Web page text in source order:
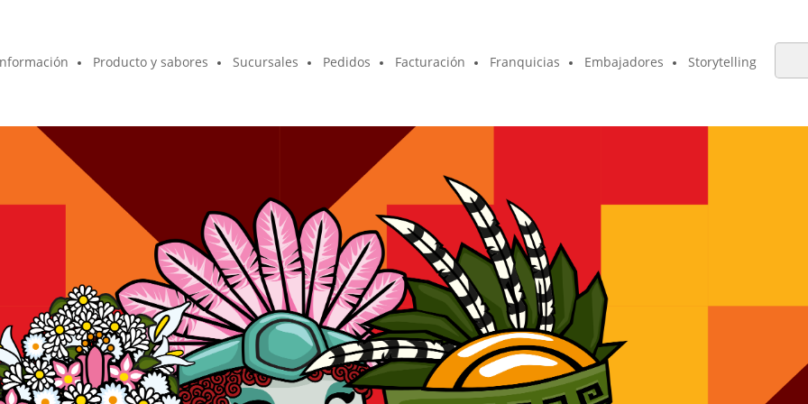
Producto y sabores Sucursales Pedidos Facturación Franquicias Embajadores Storytelling